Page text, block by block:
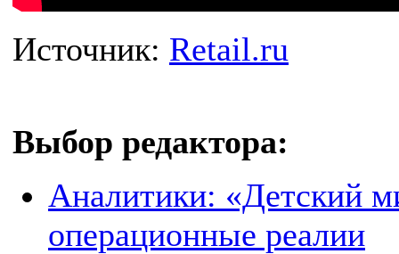
Источник: Retail.ru
Выбор редактора:
Аналитики: «Детский
операционные реалии